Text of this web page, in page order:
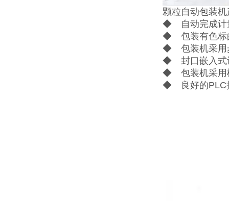
颗粒自动包装
◆ 自动完成计
◆ 包装有色标
◆ 包装机采用
◆ 封口嵌入式
◆ 包装机采用
◆ 良好的PLC